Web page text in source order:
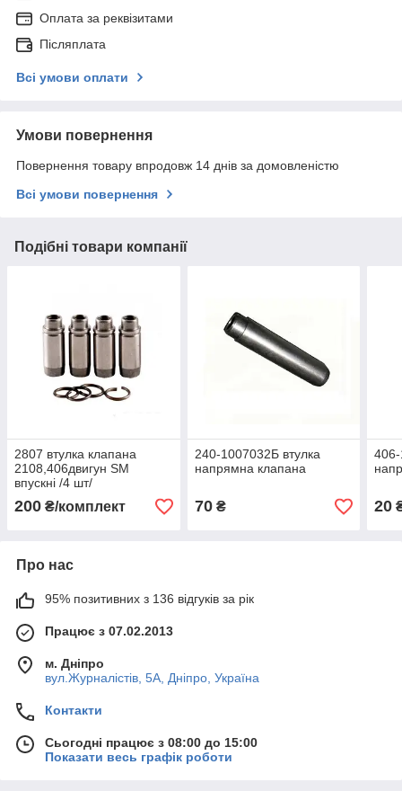
Оплата за реквізитами
Післяплата
Всі умови оплати
Умови повернення
Повернення товару впродовж 14 днів за домовленістю
Всі умови повернення
Подібні товари компанії
2807 втулка клапана
2108,406двигун SM
впускні /4 шт/
200 ₴/комплект
240-1007032Б втулка
напрямна клапана
70₴
406-
20
Про нас
95% позитивних з 136 відгуків за рік
Працює з 07.02.2013
м. Дніпро
вул.Журналістів, 5А, Дніпро, Україна
Контакти
Сьогодні працює з 08:00 до 15:00
Показати весь графік роботи